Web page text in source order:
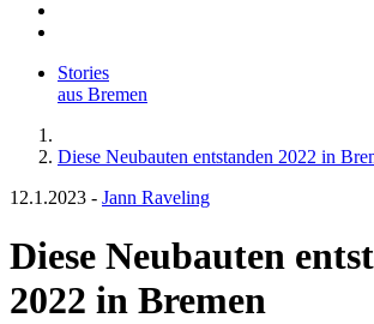
Stories
aus Bremen
Diese Neubauten entstanden 2022 in
12.1.2023 - Jann Raveling
Diese Neubauten
2022 in Bremen